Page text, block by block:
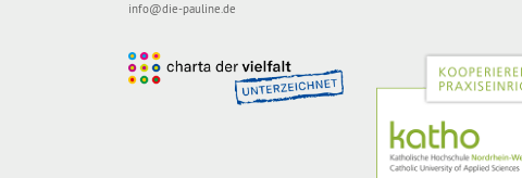
info@die-pauline.de